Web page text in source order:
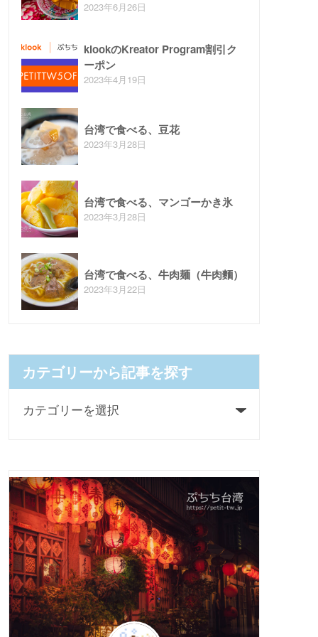
2023年6月26日
klookのKreator Program割引ク
ーポン
2023年4月19日
台湾で食べる、豆花
2023年3月28日
台湾で食べる、マンゴーかき氷
2023年3月28日
台湾で食べる、牛肉麺（牛肉麵）
2023年3月22日
カテゴリーから記事を探す